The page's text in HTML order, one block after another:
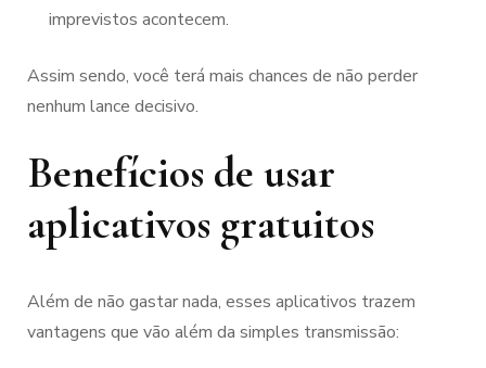
imprevistos acontecem.
Assim sendo, você terá mais chances de não perder
nenhum lance decisivo.
Benefícios de usar
aplicativos gratuitos
Além de não gastar nada, esses aplicativos trazem
vantagens que vão além da simples transmissão: